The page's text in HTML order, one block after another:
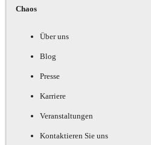
Chaos
Über uns
Blog
Presse
Karriere
Veranstaltungen
Kontaktieren Sie uns